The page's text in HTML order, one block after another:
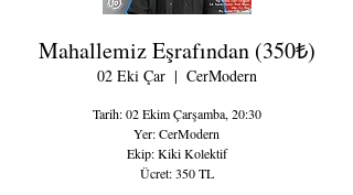
Mahallemiz Eşrafından (350₺)
02 Eki Çar
  |
CerModern
Tarih: 02 Ekim Çarşamba, 20:30
Yer: CerModern
Ekip: Kiki Kolektif
Ücret: 350 TL